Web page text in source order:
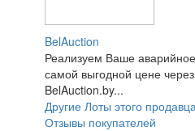
BelAuction
Реализуем Ваше
самой выгодной цене
BelAuction.by...
Другие Лоты этого продавца
Отзывы покупателей